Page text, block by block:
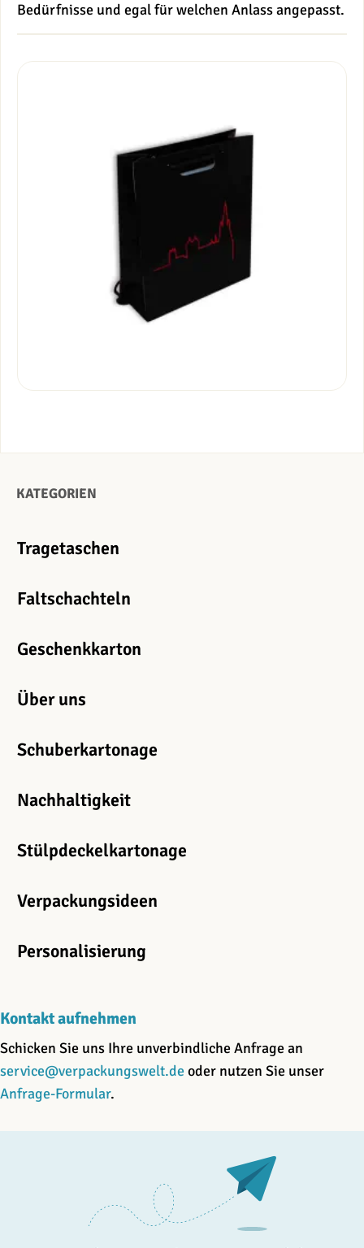
Bedürfnisse und egal für welchen Anlass angepasst.
KATEGORIEN
Tragetaschen
Faltschachteln
Geschenkkarton
Über uns
Schuberkartonage
Nachhaltigkeit
Stülpdeckelkartonage
Verpackungsideen
Personalisierung
Kontakt aufnehmen
Schicken Sie uns Ihre unverbindliche Anfrage an
service@verpackungswelt.de oder nutzen Sie unser
Anfrage-Formular.